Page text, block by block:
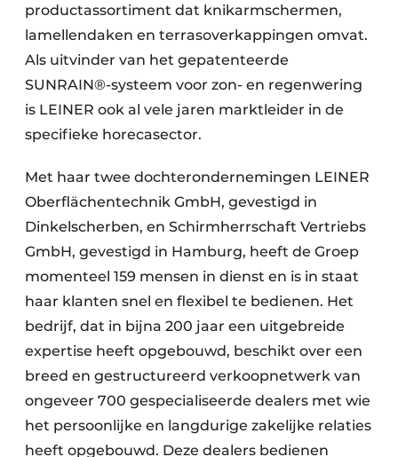
productassortiment dat knikarmschermen,
lamellendaken en terrasoverkappingen omvat.
Als uitvinder van het gepatenteerde
SUNRAIN®-systeem voor zon- en regenwering
is LEINER ook al vele jaren marktleider in de
specifieke horecasector.
Met haar twee dochterondernemingen LEINER
Oberflächentechnik GmbH, gevestigd in
Dinkelscherben, en Schirmherrschaft Vertriebs
GmbH, gevestigd in Hamburg, heeft de Groep
momenteel 159 mensen in dienst en is in staat
haar klanten snel en flexibel te bedienen. Het
bedrijf, dat in bijna 200 jaar een uitgebreide
expertise heeft opgebouwd, beschikt over een
breed en gestructureerd verkoopnetwerk van
ongeveer 700 gespecialiseerde dealers met wie
het persoonlijke en langdurige zakelijke relaties
heeft opgebouwd. Deze dealers bedienen